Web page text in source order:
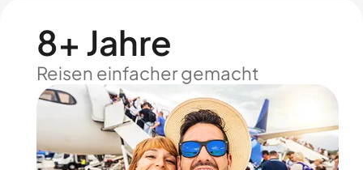
8+ Jahre
Reisen einfacher gemacht